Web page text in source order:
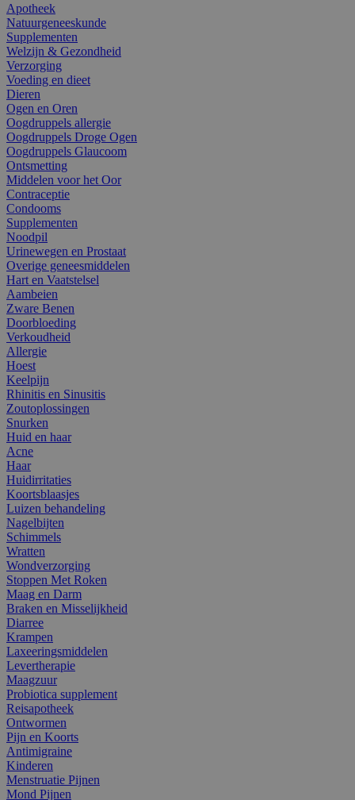
Apotheek
Natuurgeneeskunde
Supplementen
Welzijn & Gezondheid
Verzorging
Voeding en dieet
Dieren
Ogen en Oren
Oogdruppels allergie
Oogdruppels Droge Ogen
Oogdruppels Glaucoom
Ontsmetting
Middelen voor het Oor
Contraceptie
Condooms
Supplementen
Noodpil
Urinewegen en Prostaat
Overige geneesmiddelen
Hart en Vaatstelsel
Aambeien
Zware Benen
Doorbloeding
Verkoudheid
Allergie
Hoest
Keelpijn
Rhinitis en Sinusitis
Zoutoplossingen
Snurken
Huid en haar
Acne
Haar
Huidirritaties
Koortsblaasjes
Luizen behandeling
Nagelbijten
Schimmels
Wratten
Wondverzorging
Stoppen Met Roken
Maag en Darm
Braken en Misselijkheid
Diarree
Krampen
Laxeeringsmiddelen
Levertherapie
Maagzuur
Probiotica supplement
Reisapotheek
Ontwormen
Pijn en Koorts
Antimigraine
Kinderen
Menstruatie Pijnen
Mond Pijnen